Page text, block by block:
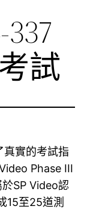
試
實的考試指
Phase III
SP Video認
15至25道測